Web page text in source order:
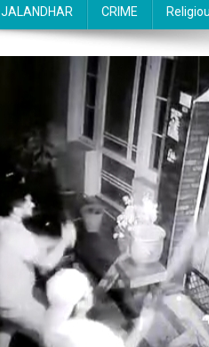
JALANDHAR CRIME